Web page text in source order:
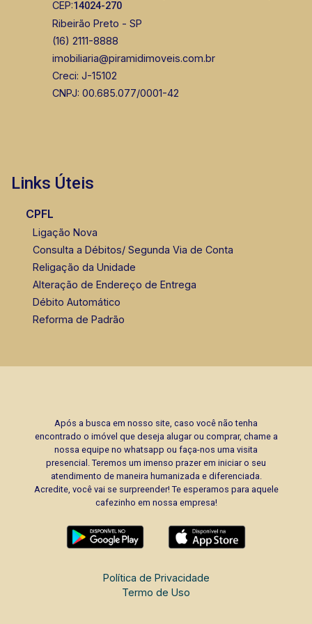
CEP:14024-270
Ribeirão Preto - SP
(16) 2111-8888
imobiliaria@piramidimoveis.com.br
Creci: J-15102
CNPJ: 00.685.077/0001-42
Links Úteis
CPFL
Ligação Nova
Consulta a Débitos/ Segunda Via de Conta
Religação da Unidade
Alteração de Endereço de Entrega
Débito Automático
Reforma de Padrão
Após a busca em nosso site, caso você não tenha
encontrado o imóvel que deseja alugar ou comprar, chame a
nossa equipe no whatsapp ou faça-nos uma visita
presencial. Teremos um imenso prazer em iniciar o seu
atendimento de maneira humanizada e diferenciada.
Acredite, você vai se surpreender! Te esperamos para aquele
cafezinho em nossa empresa!
Política de Privacidade
Termo de Uso